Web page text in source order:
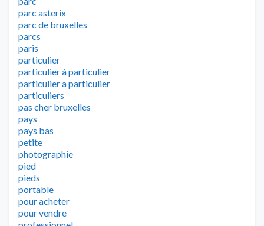
parc asterix
parc de bruxelles
parcs
paris
particulier
particulier à particulier
particulier a particulier
particuliers
pas cher bruxelles
pays
pays bas
petite
photographie
pied
pieds
portable
pour acheter
pour vendre